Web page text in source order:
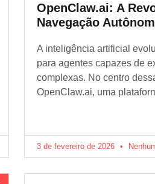
OpenClaw.ai: A
Navegação
A inteligência artificial
para agentes capazes de
complexas. No centro
OpenClaw.ai, uma
3 de fevereiro de 2026